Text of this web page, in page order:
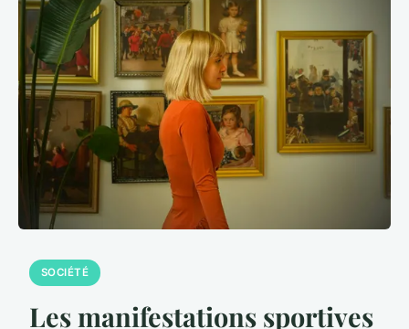
SOCIÉTÉ
Les manifestations sportives